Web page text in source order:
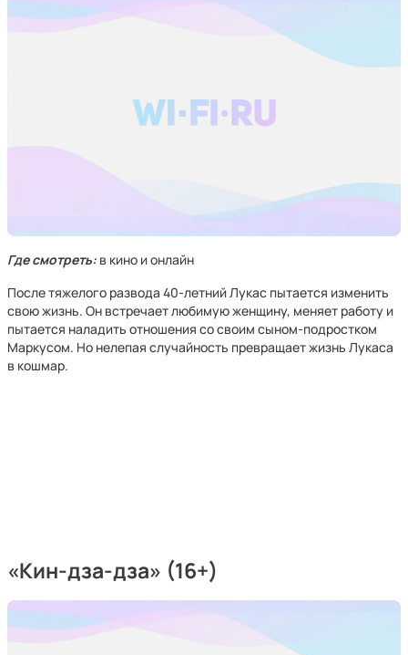
Где смотреть: в кино и онлайн
После тяжелого развода 40-летний Лукас пытается изменить
свою жизнь. Он встречает любимую женщину, меняет работу и
пытается наладить отношения со своим сыном-подростком
Маркусом. Но нелепая случайность превращает жизнь Лукаса
в кошмар.
«Кин-дза-дза» (16+)